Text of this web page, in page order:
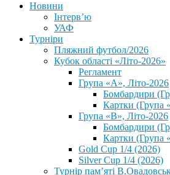
Новини
Інтерв’ю
УАФ
Турніри
Пляжний футбол/2026
Кубок області «Літо-2026»
Регламент
Група «А», Літо-2026
Бомбардири
Картки (Група
Група «В», Літо-2026
Бомбардири
Картки (Група
Gold Cup 1/4 (2026)
Silver Cup 1/4 (2026)
Турнір пам’яті